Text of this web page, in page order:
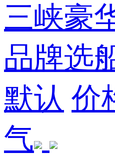
三峡豪
品牌选
默认 价
气